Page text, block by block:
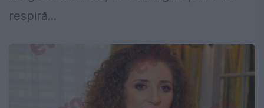
respiră...